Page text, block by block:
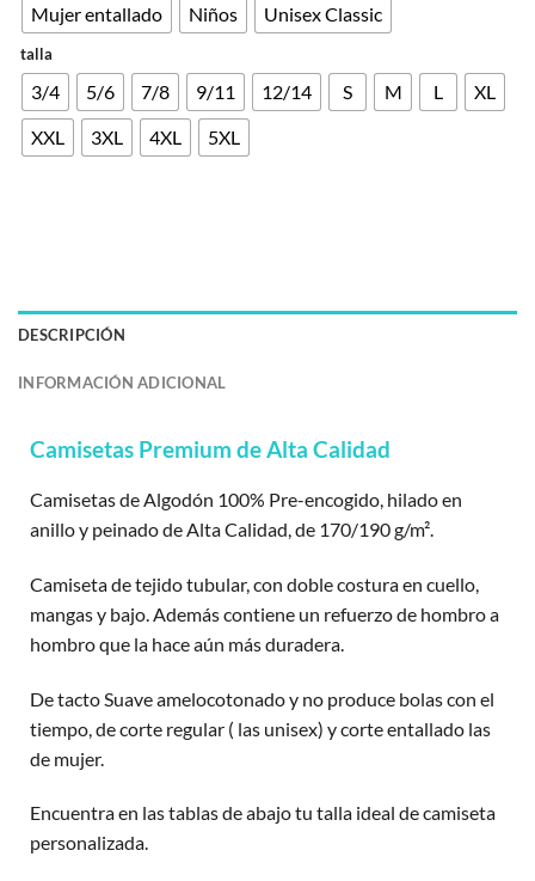
Mujer entallado Niños Unisex Classic
talla
3/4 5/6 7/8 9/11 12/14 S M L
XL
XXL
3XL 4XL 5XL
DESCRIPCIÓN
INFORMACIÓN ADICIONAL
Camisetas Premium de Alta Calidad
Camisetas de Algodón 100% Pre-encogido, hilado en
anillo y peinado de Alta Calidad, de 170/190 g/m².
Camiseta de tejido tubular, con doble costura en cuello,
mangas y bajo. Además contiene un refuerzo de hombro a
hombro que la hace aún más duradera.
De tacto Suave amelocotonado y no produce bolas con el
tiempo, de corte regular ( las unisex) y corte entallado las
de mujer.
Encuentra en las tablas de abajo tu talla ideal de camiseta
personalizada.